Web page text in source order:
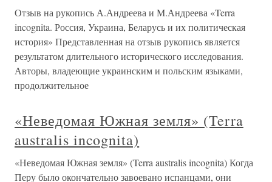
Отзыв на рукопись А.Андреева и М.Андреева «Terra
incognita. Россия, Украина, Беларусь и их политическая
история» Представленная на отзыв рукопись является
результатом длительного исторического исследования.
Авторы, владеющие украинским и польским языками,
продолжительное
«Неведомая Южная земля» (Terra
australis incognita)
«Неведомая Южная земля» (Terra australis incognita) Когда
Перу было окончательно завоевано испанцами, они